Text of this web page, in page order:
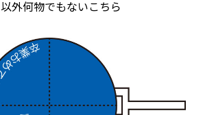
外何物でもないこちら